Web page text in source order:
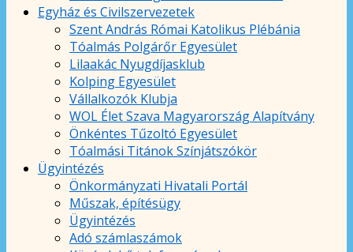
Egyház és Civilszervezetek
Szent András Római Katolikus Plébánia
Tóalmás Polgárőr Egyesület
Lilaakác Nyugdíjasklub
Kolping Egyesület
Vállalkozók Klubja
WOL Élet Szava Magyarország Alapítvány
Önkéntes Tűzoltó Egyesület
Tóalmási Titánok Színjátszókör
Ügyintézés
Önkormányzati Hivatali Portál
Műszak, építésügy
Ügyintézés
Adó számlaszámok